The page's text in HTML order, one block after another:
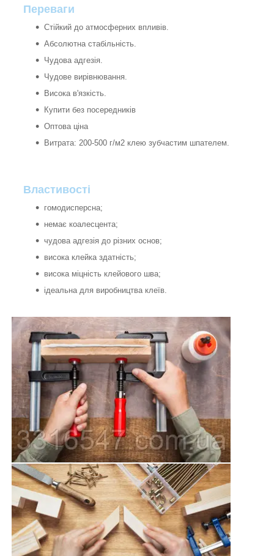
Переваги
Стійкий до атмосферних впливів.
Абсолютна стабільність.
Чудова адгезія.
Чудове вирівнювання.
Висока в'язкість.
Купити без посередників
Оптова ціна
Витрата: 200-500 г/м2 клею зубчастим шпателем.
Властивості
гомодисперсна;
немає коалесцента;
чудова адгезія до різних основ;
висока клейка здатність;
висока міцність клейового шва;
ідеальна для виробництва клеїв.